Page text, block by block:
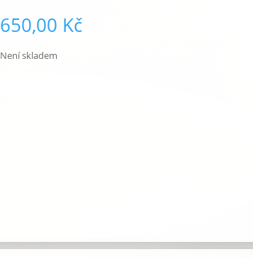
650,00 Kč
Není skladem